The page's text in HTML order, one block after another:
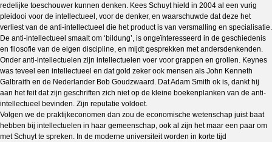
redelijke toeschouwer kunnen denken. Kees Schuyt hield in 2004 al een vurig
pleidooi voor de intellectueel, voor de denker, en waarschuwde dat deze het
verliest van de anti-intellectueel die het product is van versmalling en specialisatie.
De anti-intellectueel smaalt om ‘bildung’, is ongeïnteresseerd in de geschiedenis
en filosofie van de eigen discipline, en mijdt gesprekken met andersdenkenden.
Onder anti-intellectuelen zijn intellectuelen voer voor grappen en grollen. Keynes
was teveel een intellectueel en dat gold zeker ook mensen als John Kenneth
Galbraith en de Nederlander Bob Goudzwaard. Dat Adam Smith ok is, dankt hij
aan het feit dat zijn geschriften zich niet op de kleine boekenplanken van de anti-
intellectueel bevinden. Zijn reputatie voldoet.
Volgen we de praktijkeconomen dan zou de economische wetenschap juist baat
hebben bij intellectuelen in haar gemeenschap, ook al zijn het maar een paar om
met Schuyt te spreken. In de moderne universiteit worden in korte tijd